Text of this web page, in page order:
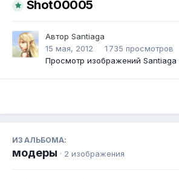
Shot00005
Автор Santiaga
15 мая, 2012
1 735 просмотров
Просмотр изображений Santiaga
ИЗ АЛЬБОМА:
модеры · 2 изображения